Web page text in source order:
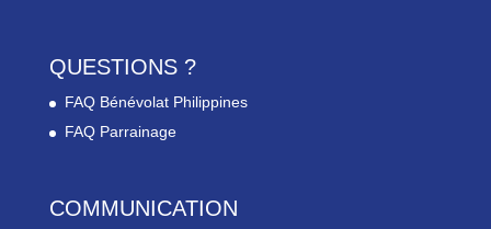
QUESTIONS ?
FAQ Bénévolat Philippines
FAQ Parrainage
COMMUNICATION